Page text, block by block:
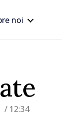
noi
/ 12:34